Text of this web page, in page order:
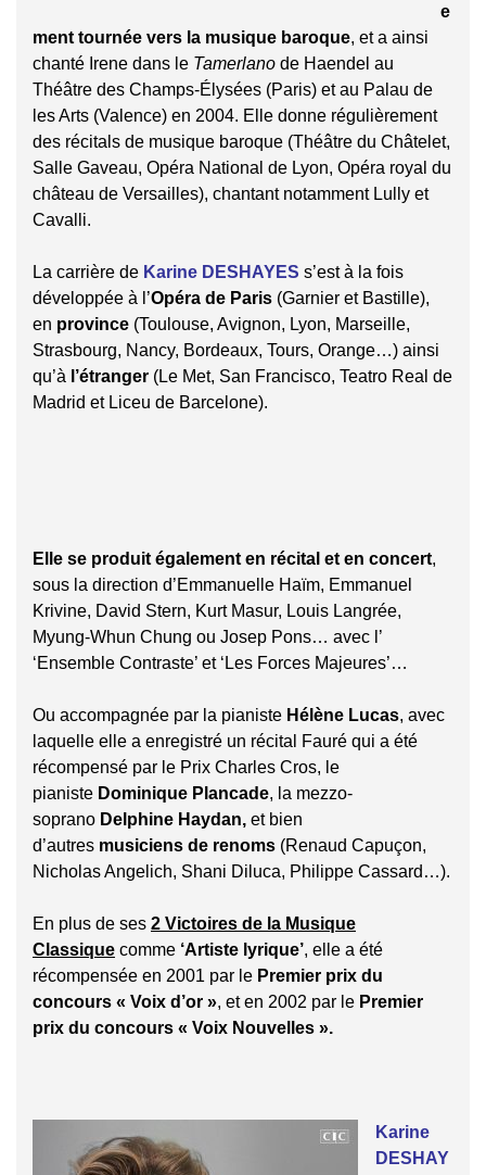
e
ment tournée vers la musique baroque, et a ainsi
chanté Irene dans le Tamerlano de Haendel au
Théâtre des Champs-Élysées (Paris) et au Palau de
les Arts (Valence) en 2004. Elle donne régulièrement
des récitals de musique baroque (Théâtre du Châtelet,
Salle Gaveau, Opéra National de Lyon, Opéra royal du
château de Versailles), chantant notamment Lully et
Cavalli.
La carrière de Karine DESHAYES s’est à la fois
développée à l’Opéra de Paris (Garnier et Bastille),
en province (Toulouse, Avignon, Lyon, Marseille,
Strasbourg, Nancy, Bordeaux, Tours, Orange…) ainsi
qu’à l’étranger (Le Met, San Francisco, Teatro Real de
Madrid et Liceu de Barcelone).
Elle se produit également en récital et en concert,
sous la direction d’Emmanuelle Haïm, Emmanuel
Krivine, David Stern, Kurt Masur, Louis Langrée,
Myung-Whun Chung ou Josep Pons… avec l’
‘Ensemble Contraste’ et ‘Les Forces Majeures’…
Ou accompagnée par la pianiste Hélène Lucas, avec
laquelle elle a enregistré un récital Fauré qui a été
récompensé par le Prix Charles Cros, le
pianiste Dominique Plancade, la mezzo-
soprano Delphine Haydan, et bien
d’autres musiciens de renoms (Renaud Capuçon,
Nicholas Angelich, Shani Diluca, Philippe Cassard…).
En plus de ses 2 Victoires de la Musique
Classique comme ‘Artiste lyrique’, elle a été
récompensée en 2001 par le Premier prix du
concours « Voix d’or », et en 2002 par le Premier
prix du concours « Voix Nouvelles ».
Karine
DESHAY